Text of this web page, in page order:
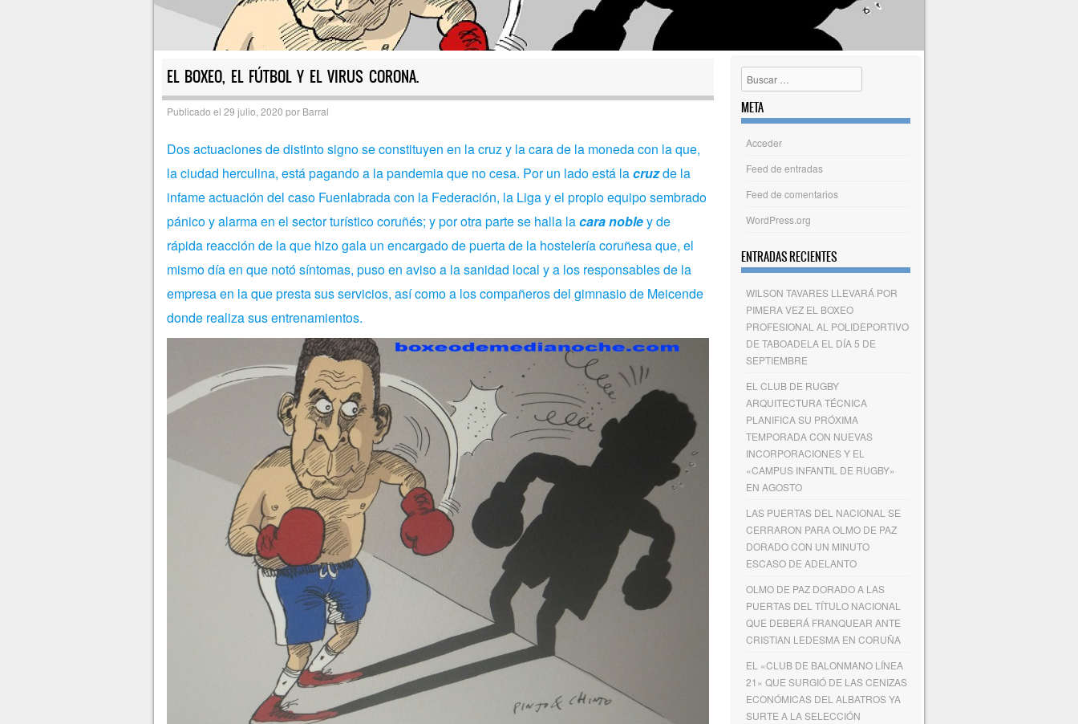
EL BOXEO, EL FÚTBOL Y EL VIRUS CORONA.
Publicado el 29 julio, 2020 por Barral
Dos actuaciones de distinto signo se constituyen en la cruz y la cara de la moneda con la que,
la ciudad herculina, está pagando a la pandemia que no cesa. Por un lado está lacruzde la
infame actuación del caso Fuenlabrada con la Federación, la Liga y el propio equipo sembrado
pánico y alarma en el sector turístico coruñés; y por otra parte se halla lacara nobley de
rápida reacción de la que hizo gala un encargado de puerta de la hostelería coruñesa que, el
mismo día en que notó síntomas, puso en aviso a la sanidad local y a los responsables de la
empresa en la que presta sus servicios, así como a los compañeros del gimnasio de Meicende
donde realiza sus entrenamientos.
Buscar
META
Acceder
Feed de entradas
Feed de comentarios
WordPress.org
ENTRADAS RECIENTES
WILSON TAVARES LLEVARÁ POR
PIMERA VEZ EL BOXEO
PROFESIONAL AL POLIDEPORTIVO
DE TABOADELA EL DÍA 5 DE
SEPTIEMBRE
EL CLUB DE RUGBY
ARQUITECTURA TÉCNICA
PLANIFICA SU PRÓXIMA
TEMPORADA CON NUEVAS
INCORPORACIONES Y EL
«CAMPUS INFANTIL DE RUGBY»
EN AGOSTO
LAS PUERTAS DEL NACIONAL SE
CERRARON PARA OLMO DE PAZ
DORADO CON UN MINUTO
ESCASO DE ADELANTO
OLMO DE PAZ DORADO A LAS
PUERTAS DEL TÍTULO NACIONAL
QUE DEBERÁ FRANQUEAR ANTE
CRISTIAN LEDESMA EN CORUÑA
EL «CLUB DE BALONMANO LÍNEA
21» QUE SURGIÓ DE LAS CENIZAS
ECONÓMICAS DEL ALBATROS YA
SURTE A LA SELECCIÓN